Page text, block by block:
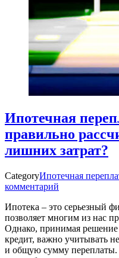
Ипотечная
правильно
лишних затрат?
CategoryИпотечная
комментарий
Ипотека – это серьезный
позволяет многим из нас
Однако, принимая
кредит, важно учитывать
и общую сумму переплаты.